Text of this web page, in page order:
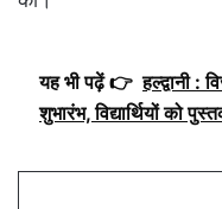
यह भी पढ़ें 👉 हल्द्वानी :
शुभारंभ, विद्यार्थियों को